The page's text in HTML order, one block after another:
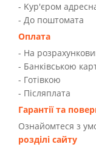
- Kур'єром
- До поштомата
Оплата
- На
- Банківською
- Готівкою
- Післяплата
Гарантії та
Ознайомтеся з
розділі сайту